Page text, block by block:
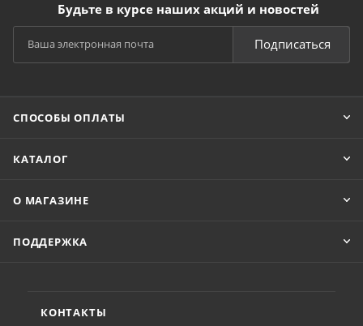
Будьте в курсе наших акций и новостей
Подписаться
СПОСОБЫ ОПЛАТЫ
КАТАЛОГ
О МАГАЗИНЕ
ПОДДЕРЖКА
КОНТАКТЫ